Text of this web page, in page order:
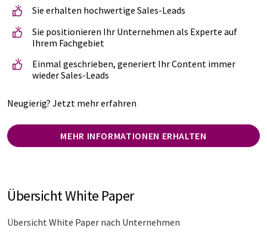
Sie erhalten hochwertige Sales-Leads
Sie positionieren Ihr Unternehmen als Experte auf
Ihrem Fachgebiet
Einmal geschrieben, generiert Ihr Content immer
wieder Sales-Leads
Neugierig? Jetzt mehr erfahren
MEHR INFORMATIONEN ERHALTEN
Übersicht White Paper
Übersicht White Paper nach Unternehmen